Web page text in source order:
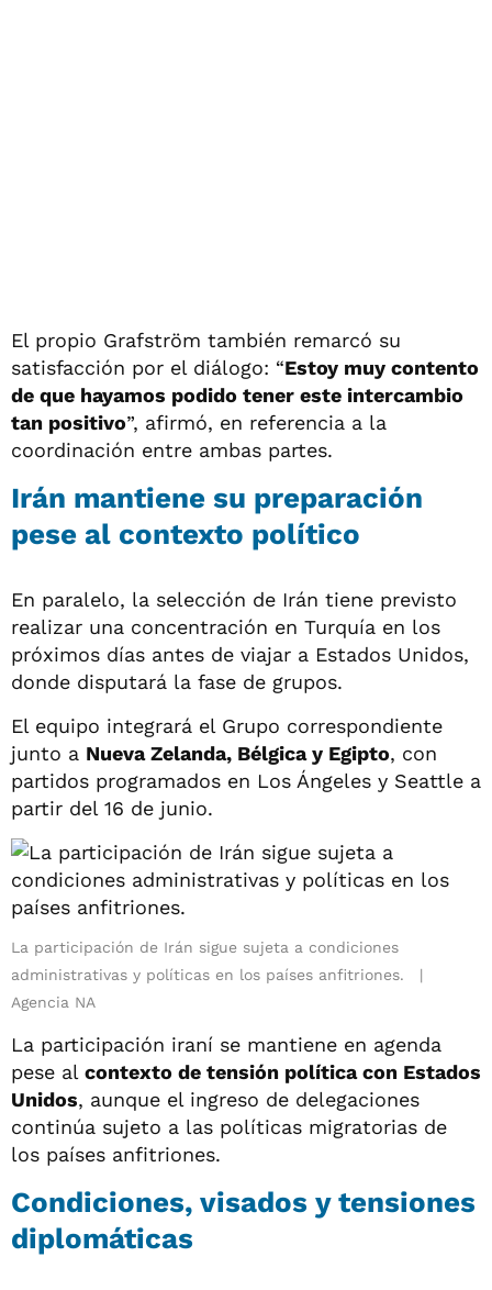
El propio Grafström también remarcó su
satisfacción por el diálogo: “Estoy muy contento
de que hayamos podido tener este intercambio
tan positivo”, afirmó, en referencia a la
coordinación entre ambas partes.
Irán mantiene su preparación
pese al contexto político
En paralelo, la selección de Irán tiene previsto
realizar una concentración en Turquía en los
próximos días antes de viajar a Estados Unidos,
donde disputará la fase de grupos.
El equipo integrará el Grupo correspondiente
junto a Nueva Zelanda, Bélgica y Egipto, con
partidos programados en Los Ángeles y Seattle a
partir del 16 de junio.
La participación de Irán sigue sujeta a condiciones
administrativas y políticas en los países anfitriones.
Agencia NA
La participación iraní se mantiene en agenda
pese al contexto de tensión política con Estados
Unidos, aunque el ingreso de delegaciones
continúa sujeto a las políticas migratorias de
los países anfitriones.
Condiciones, visados y tensiones
diplomáticas